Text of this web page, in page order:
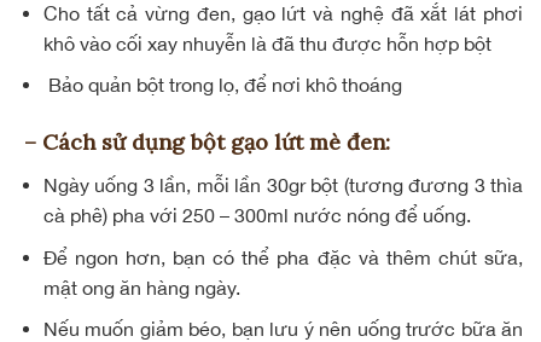
Cho tất cả vừng đen, gạo lứt và nghệ đã xắt lát phơi
khô vào cối xay nhuyễn là đã thu được hỗn hợp bột
Bảo quản bột trong lọ, để nơi khô thoáng
– Cách sử dụng bột gạo lứt mè đen:
Ngày uống 3 lần, mỗi lần 30gr bột (tương đương 3 thìa
cà phê) pha với 250 – 300ml nước nóng để uống.
Để ngon hơn, bạn có thể pha đặc và thêm chút sữa,
mật ong ăn hàng ngày.
Nếu muốn giảm béo, bạn lưu ý nên uống trước bữa ăn